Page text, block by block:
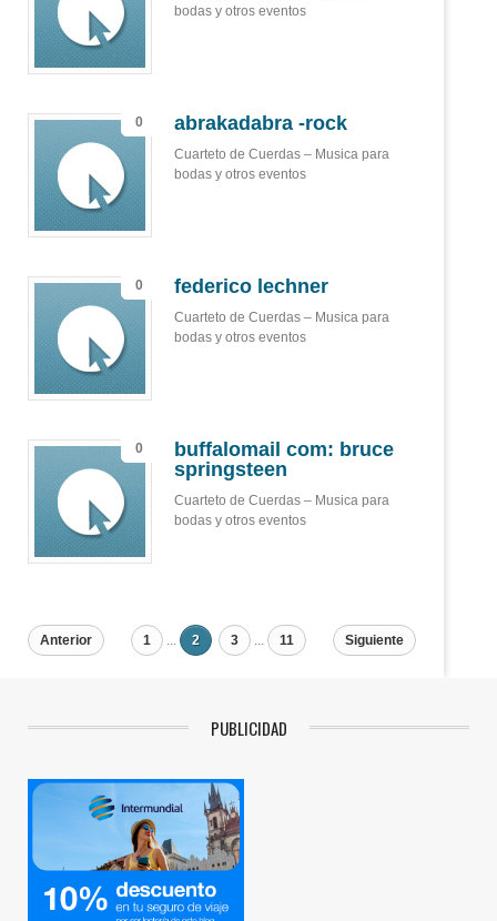
bodas y otros eventos
0 abrakadabra -rock
Cuarteto de Cuerdas – Musica para
bodas y otros eventos
0 federico lechner
Cuarteto de Cuerdas – Musica para
bodas y otros eventos
0
buffalomail com: bruce
springsteen
Cuarteto de Cuerdas – Musica para
bodas y otros eventos
Anterior 1 ... 2 3 ... 11 Siguiente
PUBLICIDAD